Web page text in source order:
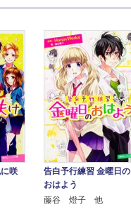
咲
告白予行練習 金曜日の
おはよう
藤谷 燈子 他